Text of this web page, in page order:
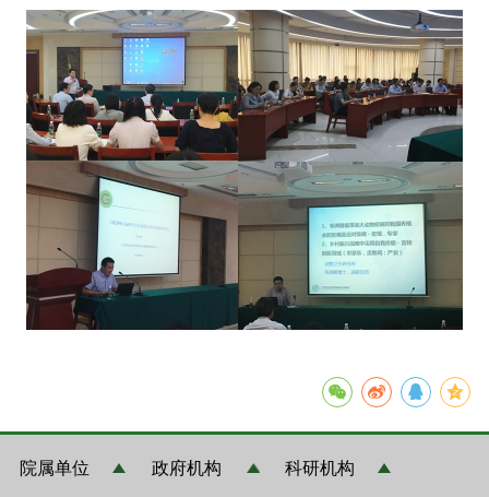
院属单位 政府机构 科研机构